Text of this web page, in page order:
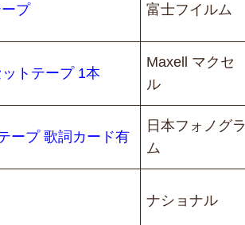
プ 富士フイルム
トテープ 1本
Maxell マクセ
ル
ープ 歌詞カード有
日本フォノグラ
ム
ナショナル